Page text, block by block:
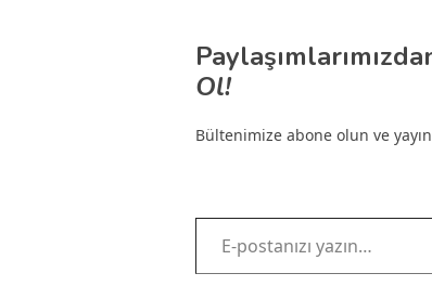
Ol!
Bültenimize abone olun ve
E-postanızı yazın…